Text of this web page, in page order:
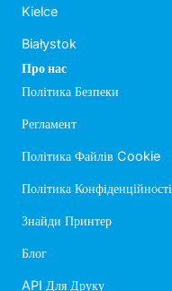
Kielce
Białystok
Про нас
Політика Безпеки
Регламент
Політика Файлів Cookie
Політика Конфіденційності
Знайди Принтер
Блог
API Для Друку